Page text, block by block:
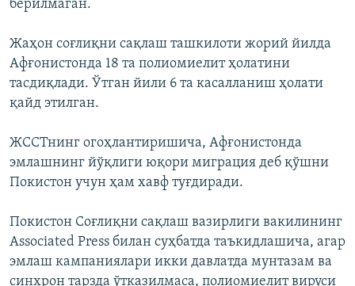
берилмаган.
Жаҳон соғлиқни сақлаш ташкилоти жорий йилда
Афғонистонда 18 та полиомиелит ҳолатини
тасдиқлади. Ўтган йили 6 та касалланиш ҳолати
қайд этилган.
ЖССТнинг огоҳлантиришича, Афғонистонда
эмлашнинг йўқлиги юқори миграция деб қўшни
Покистон учун ҳам хавф туғдиради.
Покистон Соғлиқни сақлаш вазирлиги вакилининг
Associated Press билан суҳбатда таъкидлашича, агар
эмлаш кампаниялари икки давлатда мунтазам ва
синхрон тарзда ўтказилмаса, полиомиелит вируси